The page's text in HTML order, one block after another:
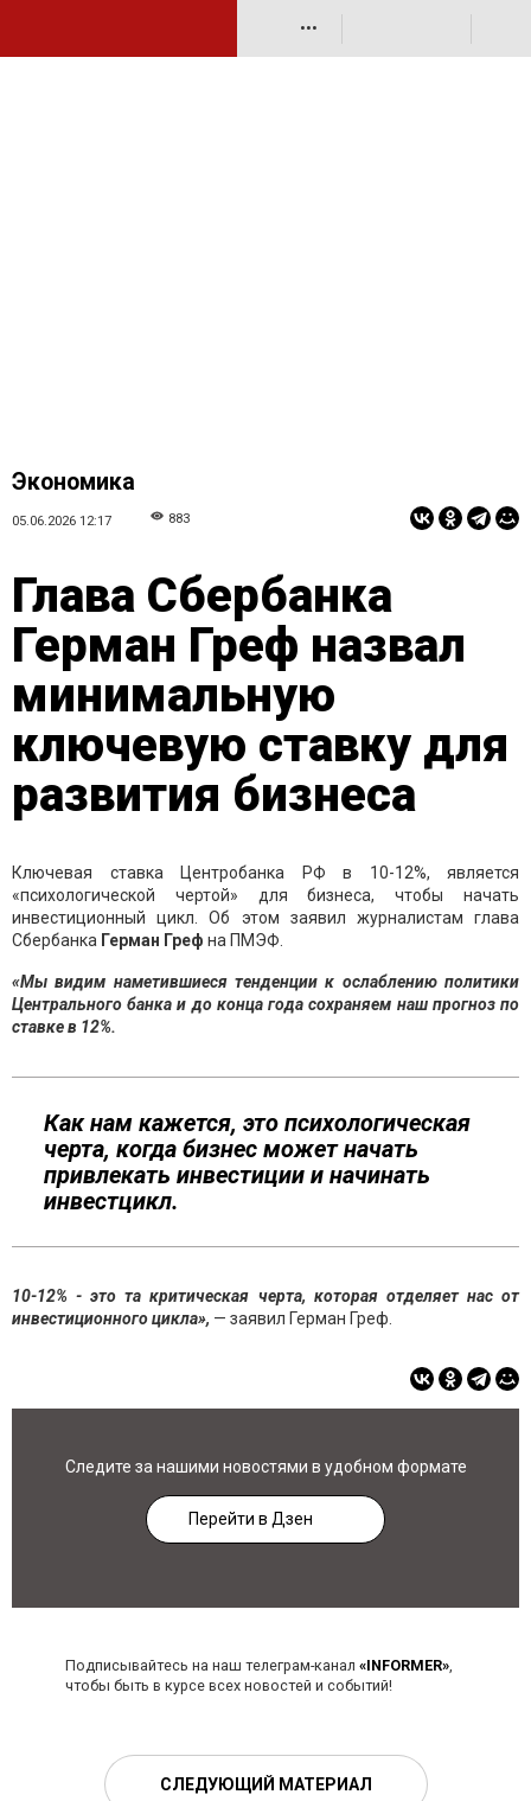
•••
Экономика
05.06.2026 12:17 883
Глава Сбербанка
Герман Греф назвал
минимальную
ключевую ставку для
развития бизнеса
Ключевая ставка Центробанка РФ в 10-12%, является
«психологической чертой» для бизнеса, чтобы начать
инвестиционный цикл. Об этом заявил журналистам глава
Сбербанка Герман Греф на ПМЭФ.
«Мы видим наметившиеся тенденции к ослаблению политики
Центрального банка и до конца года сохраняем наш прогноз по
ставке в 12%.
Как нам кажется, это психологическая
черта, когда бизнес может начать
привлекать инвестиции и начинать
инвестцикл.
10-12% - это та критическая черта, которая отделяет нас от
инвестиционного цикла», — заявил Герман Греф.
Следите за нашими новостями в удобном формате
Перейти в Дзен
Подписывайтесь на наш телеграм-канал «INFORMER»,
чтобы быть в курсе всех новостей и событий!
СЛЕДУЮЩИЙ МАТЕРИАЛ